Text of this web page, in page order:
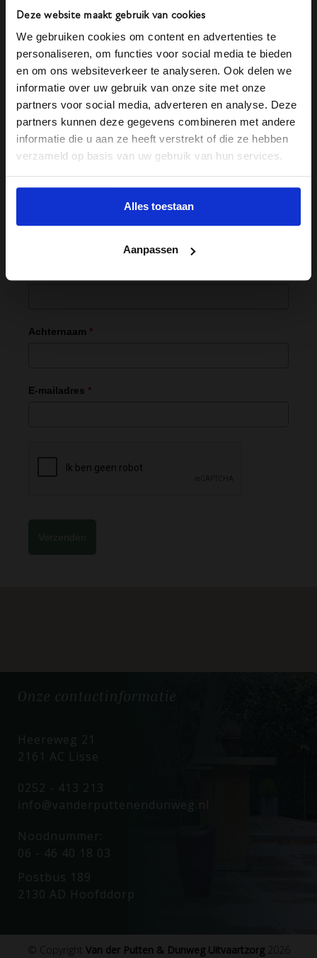
Deze website maakt gebruik van cookies
We gebruiken cookies om content en advertenties te
personaliseren, om functies voor social media te bieden
en om ons websiteverkeer te analyseren. Ook delen we
informatie over uw gebruik van onze site met onze
partners voor social media, adverteren en analyse. Deze
partners kunnen deze gegevens combineren met andere
informatie die u aan ze heeft verstrekt of die ze hebben
verzameld op basis van uw gebruik van hun services.
Alles toestaan
Aanpassen
nemen in alle rust
Rouwkaarten, advertenties en fotografie
woorden en beelden die blijven
Kist, bloemen, muziek en vervoer – keuzes
die passen bij het leven
Rituelen en symboliek– kleine gebaren
met betekenis
Catering en samenkomst– herinneringen
delen met elkaar
Achternaam *
E-mailadres *
Onze contactinformatie
Heereweg 21
2161 AC Lisse
0252 - 413 213
info@vanderputtenendunweg.nl
Noodnummer:
06 - 46 40 18 03
Postbus 189
2130 AD Hoofddorp
© Copyright Van der Putten & Dunweg Uitvaartzorg2026